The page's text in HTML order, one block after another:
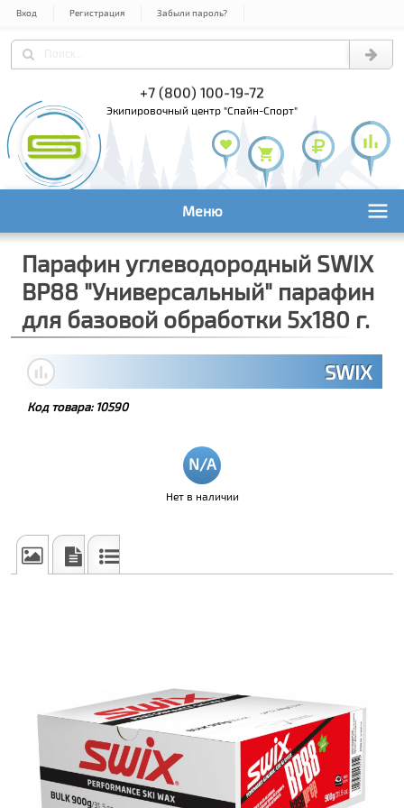
Вход Регистрация Забыли пароль?
+7 (800) 100-19-72
экипировочный центр "Спайн-Спорт"
Меню
Парафин углеводородный SWIX
BP88 "Универсальный" парафин
для базовой обработки 5х180 г.
SWIX
Код товара: 10590
Нет в наличии